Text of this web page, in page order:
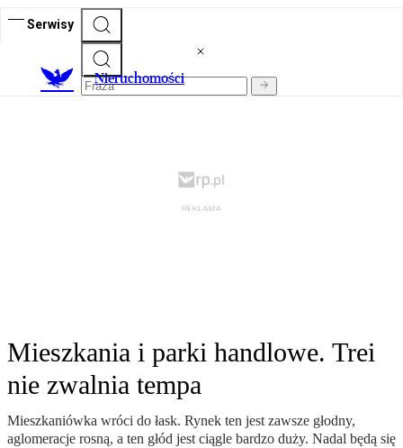
Serwisy
Nieruchomości
Mieszkania i parki handlowe. Trei
nie zwalnia tempa
Mieszkaniówka wróci do łask. Rynek ten jest zawsze głodny,
aglomeracje rosną, a ten głód jest ciągle bardzo duży. Nadal będą się